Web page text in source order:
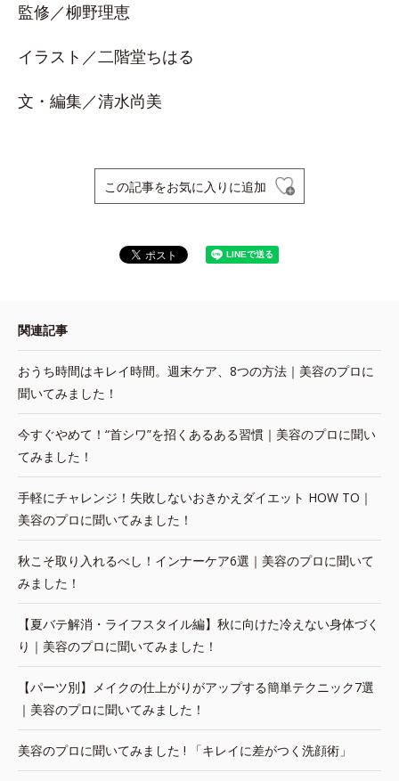
監修／柳野理恵
イラスト／二階堂ちはる
文・編集／清水尚美
この記事をお気に入りに追加
関連記事
おうち時間はキレイ時間。週末ケア、8つの方法｜美容のプロに
聞いてみました！
今すぐやめて！“首シワ”を招くあるある習慣｜美容のプロに聞い
てみました！
手軽にチャレンジ！失敗しないおきかえダイエット HOW TO｜
美容のプロに聞いてみました！
秋こそ取り入れるべし！インナーケア6選｜美容のプロに聞いて
みました！
【夏バテ解消・ライフスタイル編】秋に向けた冷えない身体づく
り｜美容のプロに聞いてみました！
【パーツ別】メイクの仕上がりがアップする簡単テクニック7選
｜美容のプロに聞いてみました！
美容のプロに聞いてみました ! 「キレイに差がつく洗顔術」